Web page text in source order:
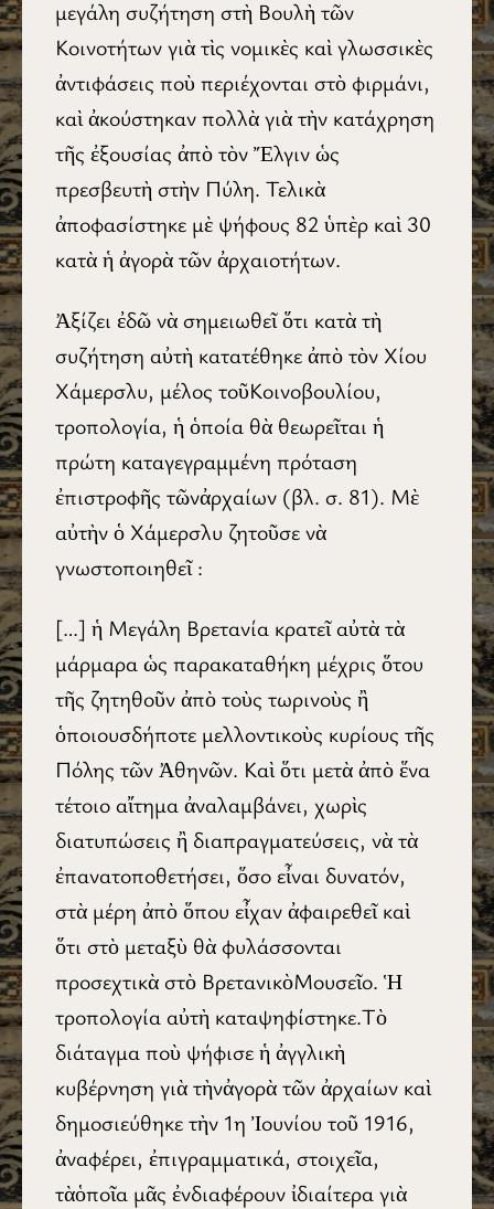
μεγάλη συζήτηση στὴ Βουλὴ τῶν
Κοινοτήτων γιὰ τὶς νομικὲς καὶ γλωσσικὲς
ἀντιφάσεις ποὺ περιέχονται στὸ φιρμάνι,
καὶ ἀκούστηκαν πολλὰ γιὰ τὴν κατάχρηση
τῆς ἐξουσίας ἀπὸ τὸν Ἔλγιν ὡς
πρεσβευτὴ στὴν Πύλη. Τελικὰ
ἀποφασίστηκε μὲ ψήφους 82 ὑπὲρ καὶ 30
κατὰ ἡ ἀγορὰ τῶν ἀρχαιοτήτων.
Ἀξίζει ἐδῶ νὰ σημειωθεῖ ὅτι κατὰ τὴ
συζήτηση αὐτὴ κατατέθηκε ἀπὸ τὸν Χίου
Χάμερσλυ, μέλος τοῦΚοινοβουλίου,
τροπολογία, ἡ ὁποία θὰ θεωρεῖται ἡ
πρώτη καταγεγραμμένη πρόταση
ἐπιστροφῆς τῶνἀρχαίων (βλ. σ. 81). Μὲ
αὐτὴν ὁ Χάμερσλυ ζητοῦσε νὰ
γνωστοποιηθεῖ :
[…] ἡ Μεγάλη Βρετανία κρατεῖ αὐτὰ τὰ
μάρμαρα ὡς παρακαταθήκη μέχρις ὅτου
τῆς ζητηθοῦν ἀπὸ τοὺς τωρινοὺς ἢ
ὁποιουσδήποτε μελλοντικοὺς κυρίους τῆς
Πόλης τῶν Ἀθηνῶν. Καὶ ὅτι μετὰ ἀπὸ ἕνα
τέτοιο αἴτημα ἀναλαμβάνει, χωρὶς
διατυπώσεις ἢ διαπραγματεύσεις, νὰ τὰ
ἐπανατοποθετήσει, ὅσο εἶναι δυνατόν,
στὰ μέρη ἀπὸ ὅπου εἶχαν ἀφαιρεθεῖ καὶ
ὅτι στὸ μεταξὺ θὰ φυλάσσονται
προσεχτικὰ στὸ ΒρετανικὸΜουσεῖο. Ἡ
τροπολογία αὐτὴ καταψηφίστηκε.Τὸ
διάταγμα ποὺ ψήφισε ἡ ἀγγλικὴ
κυβέρνηση γιὰ τὴνἀγορὰ τῶν ἀρχαίων καὶ
δημοσιεύθηκε τὴν 1η Ἰουνίου τοῦ 1916,
ἀναφέρει, ἐπιγραμματικά, στοιχεῖα,
τὰὁποῖα μᾶς ἐνδιαφέρουν ἰδιαίτερα γιὰ